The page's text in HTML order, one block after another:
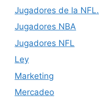
Jugadores de la NFL.
Jugadores NBA
Jugadores NFL
Ley
Marketing
Mercadeo